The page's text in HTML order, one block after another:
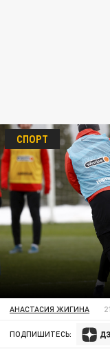
СПОРТ
АНАСТАСИЯ ЖИГИНА
ПОДПИШИТЕСЬ: